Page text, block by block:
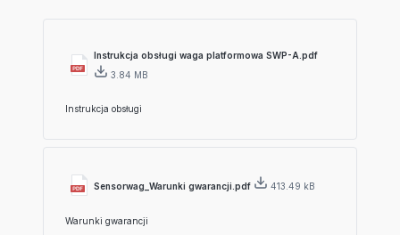
Instrukcja obsługi waga platformowa SWP-A.pdf
3.84 MB
Instrukcja obsługi
Sensorwag_Warunki gwarancji.pdf 413.49 kB
Warunki gwarancji